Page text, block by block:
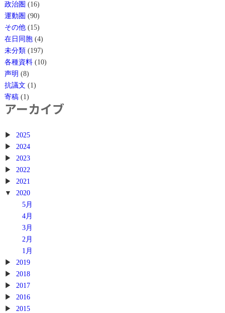
政治圏 (16)
運動圏 (90)
その他(15)
在日同胞(4)
未分類(197)
各種資料(10)
声明 (8)
抗議文 (1)
寄稿(1)
アーカイブ
2025
2024
2023
2022
2021
2020
5月
4月
3月
2月
1月
2019
2018
2017
2016
2015